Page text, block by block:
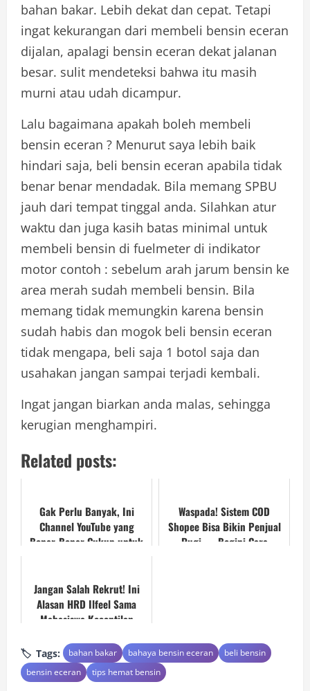
bahan bakar. Lebih dekat dan cepat. Tetapi
ingat kekurangan dari membeli bensin eceran
dijalan, apalagi bensin eceran dekat jalanan
besar. sulit mendeteksi bahwa itu masih
murni atau udah dicampur.
Lalu bagaimana apakah boleh membeli
bensin eceran ? Menurut saya lebih baik
hindari saja, beli bensin eceran apabila tidak
benar benar mendadak. Bila memang SPBU
jauh dari tempat tinggal anda. Silahkan atur
waktu dan juga kasih batas minimal untuk
membeli bensin di fuelmeter di indikator
motor contoh : sebelum arah jarum bensin ke
area merah sudah membeli bensin. Bila
memang tidak memungkin karena bensin
sudah habis dan mogok beli bensin eceran
tidak mengapa, beli saja 1 botol saja dan
usahakan jangan sampai terjadi kembali.
Ingat jangan biarkan anda malas, sehingga
kerugian menghampiri.
Related posts:
Gak Perlu Banyak, Ini
Channel YouTube yang
Benar-Benar Cukup untuk
Waspada! Sistem COD
Shopee Bisa Bikin Penjual
Rugi — Begini Cara
Jangan Salah Rekrut! Ini
Alasan HRD Ilfeel Sama
Mahasiswa Kecentilan
Tags: bahan bakar bahaya bensin eceran
beli bensin
bensin eceran
tips hemat bensin